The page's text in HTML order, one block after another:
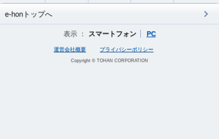
e-honトップへ
表示 ： スマートフォン PC
運営会社概要 プライバシーポリシー
Copyright © TOHAN CORPORATION